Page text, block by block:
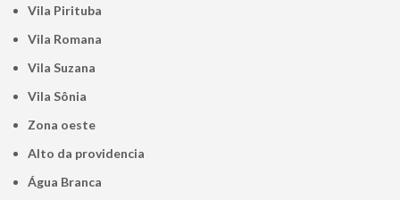
Vila Pirituba
Vila Romana
Vila Suzana
Vila Sônia
Zona oeste
alto da providencia
Água Branca